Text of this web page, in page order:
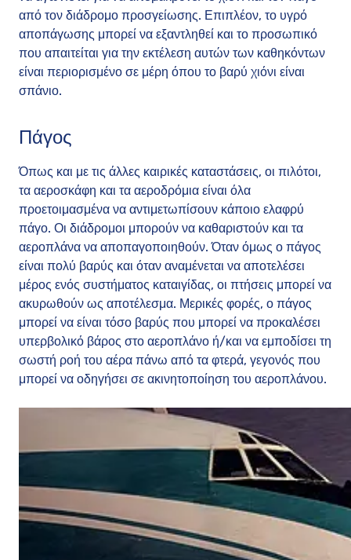
από τον διάδρομο προσγείωσης. Επιπλέον, το υγρό
αποπάγωσης μπορεί να εξαντληθεί και το προσωπικό
που απαιτείται για την εκτέλεση αυτών των καθηκόντων
είναι περιορισμένο σε μέρη όπου το βαρύ χιόνι είναι
σπάνιο.
Πάγος
Όπως και με τις άλλες καιρικές καταστάσεις, οι πιλότοι,
τα αεροσκάφη και τα αεροδρόμια είναι όλα
προετοιμασμένα να αντιμετωπίσουν κάποιο ελαφρύ
πάγο. Οι διάδρομοι μπορούν να καθαριστούν και τα
αεροπλάνα να αποπαγοποιηθούν. Όταν όμως ο πάγος
είναι πολύ βαρύς και όταν αναμένεται να αποτελέσει
μέρος ενός συστήματος καταιγίδας, οι πτήσεις μπορεί να
ακυρωθούν ως αποτέλεσμα. Μερικές φορές, ο πάγος
μπορεί να είναι τόσο βαρύς που μπορεί να προκαλέσει
υπερβολικό βάρος στο αεροπλάνο ή/και να εμποδίσει τη
σωστή ροή του αέρα πάνω από τα φτερά, γεγονός που
μπορεί να οδηγήσει σε ακινητοποίηση του αεροπλάνου.